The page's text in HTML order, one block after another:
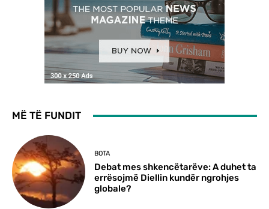
MË TË FUNDIT
BOTA
Debat mes shkencëtarëve: A duhet ta
errësojmë Diellin kundër ngrohjes
globale?